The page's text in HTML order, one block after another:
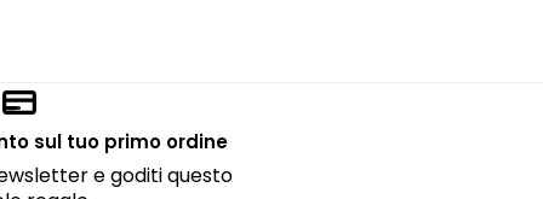
sul tuo primo ordine
e goditi questo